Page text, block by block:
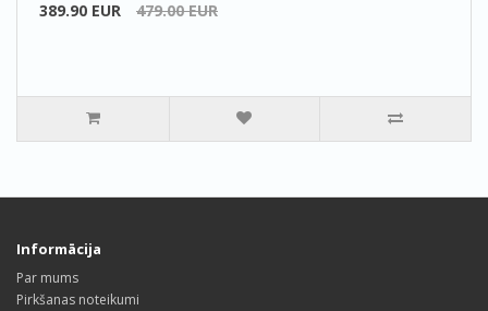
389.90 EUR 479.00 EUR
Informācija
Par mums
Pirkšanas noteikumi